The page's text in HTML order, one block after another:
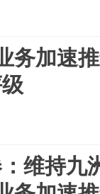
务加速
维持九